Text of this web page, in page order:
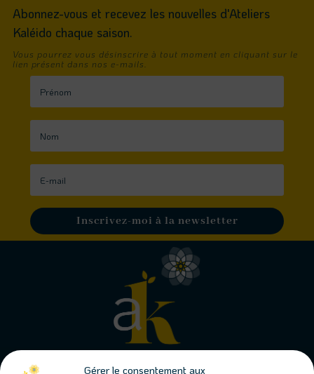
Gérer le consentement aux
Abonnez-vous et recevez les nouvelles d'Ateliers
Kaléido chaque saison.
Vous pourrez vous désinscrire à tout moment en cliquant sur le
lien présent dans nos e-mails.
Inscrivez-moi à la newsletter